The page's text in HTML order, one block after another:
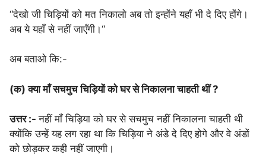
“देखो जी चिड़ियों को मत निकालो अब तो इन्होंने यहाँ भी दे दिए होंगे।
अब ये यहाँ से नहीं जाएँगी।“
अब बताओ कि:-
(क) क्या माँ सचमुच चिड़ियों को घर से निकालना चाहती थीं ?
उत्तर :-नहीं माँ चिड़िया को घर से सचमुच नहीं निकालना चाहती थी
क्योंकि उन्हें यह लग रहा था कि चिड़िया ने अंडे दे दिए होगे और वे अंडों
को छोड़कर कही नहीं जाएगी।